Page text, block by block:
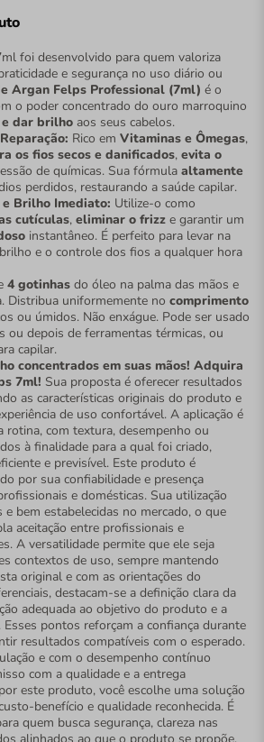
foi desenvolvido para quem valoriza
e segurança no uso diário ou
Argan Felps Professional (7ml) é o
o poder concentrado do ouro marroquino
dar brilho aos seus cabelos.
Rico em Vitaminas e Ômegas,
os fios secos e danificados, evita o
de químicas. Sua fórmula altamente
perdidos, restaurando a saúde capilar.
Brilho Imediato: Utilize-o como
cutículas, eliminar o frizz e garantir um
instantâneo. É perfeito para levar na
e o controle dos fios a qualquer hora
4 gotinhas do óleo na palma das mãos e
Distribua uniformemente no comprimento
ou úmidos. Não enxágue. Pode ser usado
ou depois de ferramentas térmicas, ou
capilar.
concentrados em suas mãos! Adquira
7ml! Sua proposta é oferecer resultados
as características originais do produto e
de uso confortável. A aplicação é
rotina, com textura, desempenho ou
à finalidade para a qual foi criado,
e previsível. Este produto é
por sua confiabilidade e presença
e domésticas. Sua utilização
e bem estabelecidas no mercado, o que
aceitação entre profissionais e
A versatilidade permite que ele seja
contextos de uso, sempre mantendo
original e com as orientações do
destacam-se a definição clara da
adequada ao objetivo do produto e a
Esses pontos reforçam a confiança durante
resultados compatíveis com o esperado.
e com o desempenho contínuo
com a qualidade e a entrega
este produto, você escolhe uma solução
benefício e qualidade reconhecida. É
quem busca segurança, clareza nas